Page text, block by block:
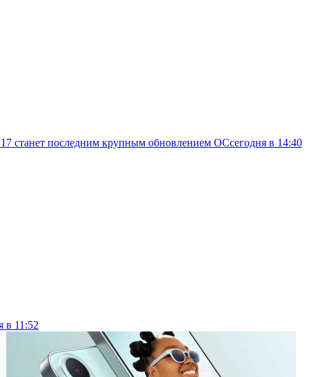
станет последним крупным обновлением ОСсегодня в 14:40
в 11:52